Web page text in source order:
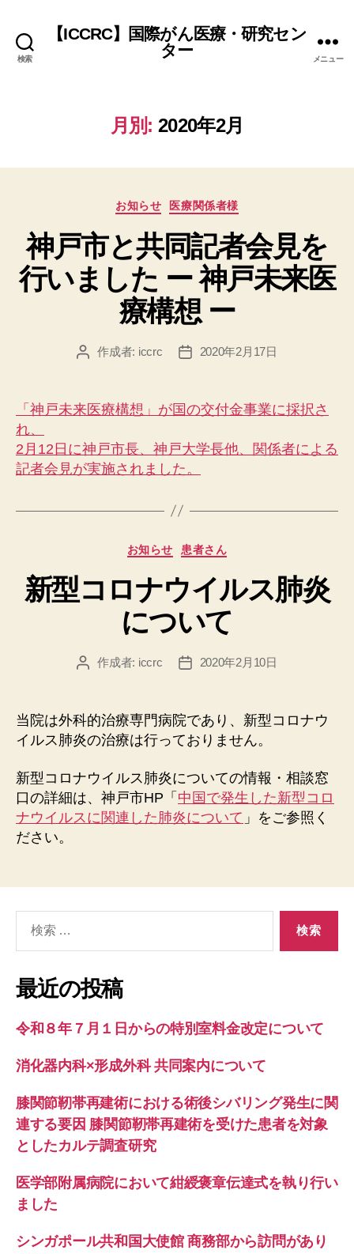
検索
【ICCRC】国際がん医療・研究セン
ター
メニュー
月別: 2020年2月
カ
ゴ
リ
ー
お知らせ 医療関係者様
神戸市と共同記者会見を
行いました ー 神戸未来医
療構想 ー
投 作成者: iccrc
投
2020年2月17日
「神戸未来医療構想」が国の交付金事業に採択さ
れ、
2月12日に神戸市長、神戸大学長他、関係者による
記者会見が実施されました。
カ
ゴ
リ
ー
お知らせ 患者さん
新型コロナウイルス肺炎
について
投 作成者: iccrc
投
2020年2月10日
当院は外科的治療専門病院であり、新型コロナウ
イルス肺炎の治療は行っておりません。
新型コロナウイルス肺炎についての情報・相談窓
口の詳細は、神戸市HP「 中国で発生した新型コロ
ナウイルスに関連した肺炎について 」をご参照く
ださい。
象:
最近の投稿
令和８年７月１日からの特別室料金改定について
消化器内科×形成外科 共同案内について
膝関節靭帯再建術における術後シバリング発生に関
連する要因 膝関節靭帯再建術を受けた患者を対象
としたカルテ調査研究
医学部附属病院において紺綬褒章伝達式を執り行い
ました
シンガポール共和国大使館 商務部から訪問があり